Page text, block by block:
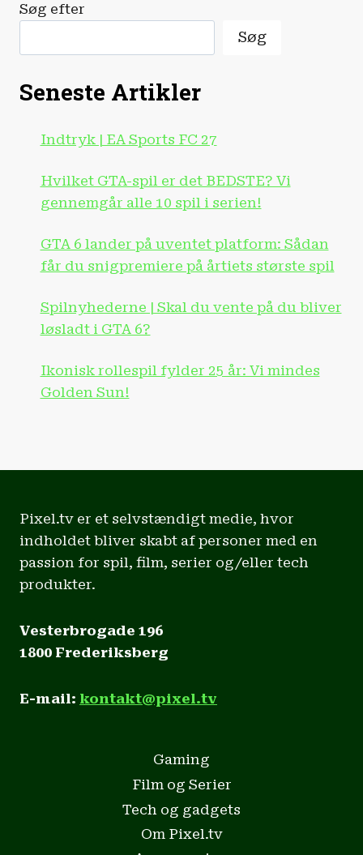
MILLIONER
KRONER!
Søg efter
Søg
Seneste Artikler
Indtryk | EA Sports FC 27
Hvilket GTA-spil er det BEDSTE? Vi
gennemgår alle 10 spil i serien!
GTA 6 lander på uventet platform: Sådan
får du snigpremiere på årtiets største spil
Spilnyhederne | Skal du vente på du bliver
løsladt i GTA 6?
Ikonisk rollespil fylder 25 år: Vi mindes
Golden Sun!
Pixel.tv er et selvstændigt medie, hvor
indholdet bliver skabt af personer med en
passion for spil, film, serier og/eller tech
produkter.
Vesterbrogade 196
1800 Frederiksberg
E-mail: kontakt@pixel.tv
Gaming
Film og Serier
Tech og gadgets
Om Pixel.tv